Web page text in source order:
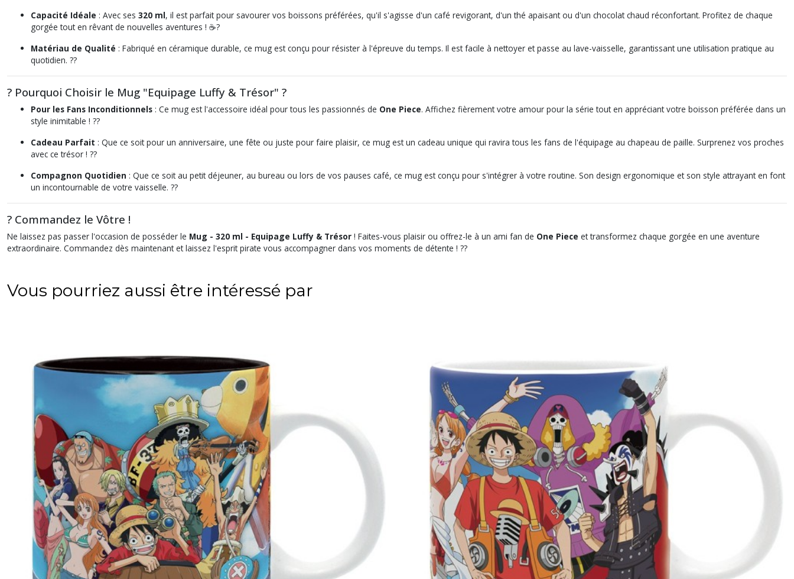
Capacité Idéale : Avec ses 320 ml, il est parfait pour savourer vos boissons préférées, qu'il s'agisse d'un café revigorant, d'un thé apaisant ou d'un chocolat chaud réconfortant. Profitez de chaque
gorgée tout en rêvant de nouvelles aventures ! ☕?
Matériau de Qualité : Fabriqué en céramique durable, ce mug est conçu pour résister à l'épreuve du temps. Il est facile à nettoyer et passe au lave-vaisselle, garantissant une utilisation pratique au
quotidien. ??
? Pourquoi Choisir le Mug "Equipage Luffy & Trésor" ?
Pour les Fans Inconditionnels : Ce mug est l'accessoire idéal pour tous les passionnés de One Piece. Affichez fièrement votre amour pour la série tout en appréciant votre boisson préférée dans un
style inimitable ! ??
Cadeau Parfait : Que ce soit pour un anniversaire, une fête ou juste pour faire plaisir, ce mug est un cadeau unique qui ravira tous les fans de l'équipage au chapeau de paille. Surprenez vos proches
avec ce trésor ! ??
Compagnon Quotidien : Que ce soit au petit déjeuner, au bureau ou lors de vos pauses café, ce mug est conçu pour s'intégrer à votre routine. Son design ergonomique et son style attrayant en font
un incontournable de votre vaisselle. ??
? Commandez le Vôtre !
Ne laissez pas passer l'occasion de posséder le Mug - 320 ml - Equipage Luffy & Trésor ! Faites-vous plaisir ou offrez-le à un ami fan de One Piece et transformez chaque gorgée en une aventure
extraordinaire. Commandez dès maintenant et laissez l'esprit pirate vous accompagner dans vos moments de détente ! ?️?
Vous pourriez aussi être intéressé par